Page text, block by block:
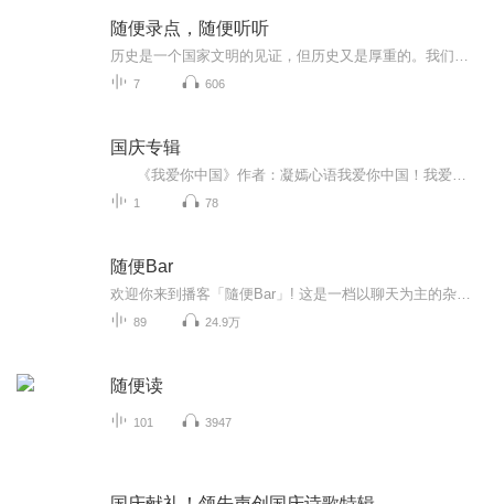
随便录点，随便听听
7 606
国庆专辑
1 78
随便Bar
89 24.9万
随便读
101 3947